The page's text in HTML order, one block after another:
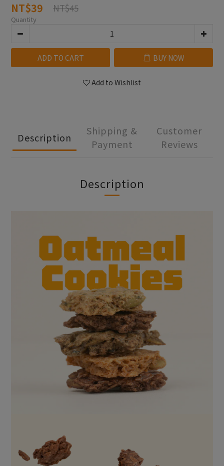
NT$39 NT$45
Quantity
ADD TO CART BUY NOW
Add to Wishlist
Description
Shipping &
Payment
Customer
Reviews
Description